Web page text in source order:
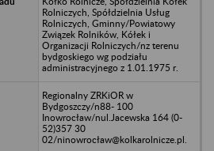
Rolniczych, Spółdzielnia Usług
Rolniczych, Gminny/Powiatowy
Związek Rolników, Kółek i
Organizacji Rolniczych/nz terenu
bydgoskiego wg podziału
administracyjnego z 1.01.1975 r.
Regionalny ZRKiOR w
Bydgoszczy/n88- 100
Inowrocław/nul.Jacewska 164 (0-
52)357 30
02/ninowrocław@kolkarolnicze.pl.